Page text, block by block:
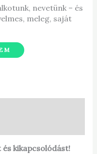
nevetünk – és
meleg, saját
kikapcsolódást!